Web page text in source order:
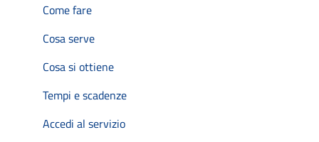
Come fare
Cosa serve
Cosa si ottiene
Tempi e scadenze
Accedi al servizio